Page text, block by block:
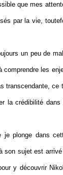
que mes
par la vie,
un peu de
comprendre les
transcendante, ce
la crédibilité dans
je plonge dans
son sujet est
y découvrir